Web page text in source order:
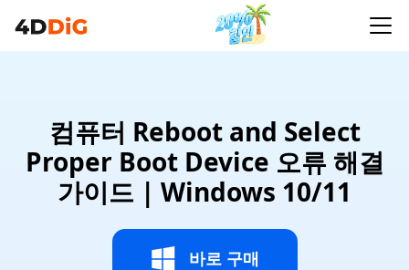
컴퓨터 Reboot and Select
Proper Boot Device 오류 해결
가이드 | Windows 10/11
바로 구매